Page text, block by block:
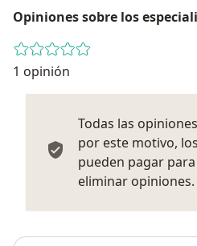
Opiniones sobre los
1 opinión
Todas las
por este motivo,
pueden pagar
eliminar opiniones.